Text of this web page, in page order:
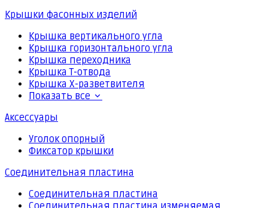
Крышки фасонных изделий
Крышка вертикального угла
Крышка горизонтального угла
Крышка переходника
Крышка Т-отвода
Крышка Х-разветвителя
Показать все
Аксессуары
Уголок опорный
Фиксатор крышки
Соединительная пластина
Соединительная пластина